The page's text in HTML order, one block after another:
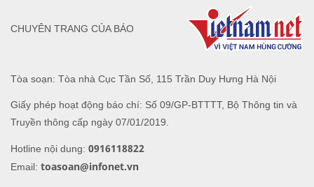
Tòa soạn: Tòa nhà Cục Tần Số, 115 Trần Duy Hưng Hà Nội
Giấy phép hoạt động báo chí: Số 09/GP-BTTTT, Bộ Thông tin và
Truyền thông cấp ngày 07/01/2019.
Hotline nội dung: 0916118822
Email: toasoan@infonet.vn
CHUYÊN TRANG CỦA BÁO